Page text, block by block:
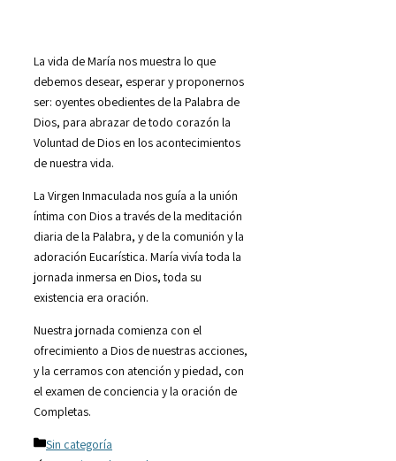
La vida de María nos muestra lo que
debemos desear, esperar y proponernos
ser: oyentes obedientes de la Palabra de
Dios, para abrazar de todo corazón la
Voluntad de Dios en los acontecimientos
de nuestra vida.
La Virgen Inmaculada nos guía a la unión
íntima con Dios a través de la meditación
diaria de la Palabra, y de la comunión y la
adoración Eucarística. María vivía toda la
jornada inmersa en Dios, toda su
existencia era oración.
Nuestra jornada comienza con el
ofrecimiento a Dios de nuestras acciones,
y la cerramos con atención y piedad, con
el examen de conciencia y la oración de
Completas.
Categorías
Sin categoría